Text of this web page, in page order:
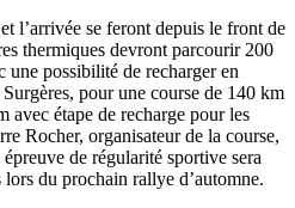
l’arrivée se feront depuis le front de
thermiques devront parcourir 200
une possibilité de recharger en
pour une course de 140 km
avec étape de recharge pour les
Rocher, organisateur de la course,
de régularité sportive sera
du prochain rallye d’automne.